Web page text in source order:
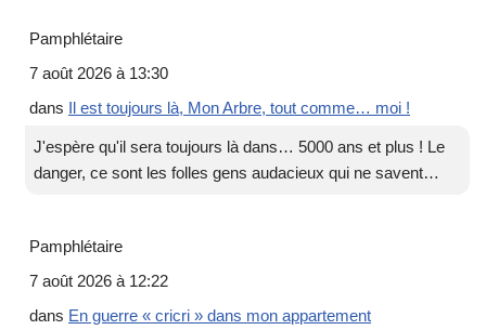
Pamphlétaire
7 août 2026 à 13:30
dans Il est toujours là, Mon Arbre, tout comme… moi !
J'espère qu'il sera toujours là dans… 5000 ans et plus ! Le
danger, ce sont les folles gens audacieux qui ne savent…
Pamphlétaire
7 août 2026 à 12:22
dans En guerre « cricri » dans mon appartement